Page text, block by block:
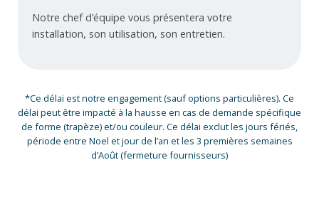
Notre chef d’équipe vous présentera votre
installation, son utilisation, son entretien.
*Ce délai est notre engagement (sauf options particulières). Ce
délai peut être impacté à la hausse en cas de demande spécifique
de forme (trapèze) et/ou couleur. Ce délai exclut les jours fériés,
période entre Noel et jour de l’an et les 3 premières semaines
d’Août (fermeture fournisseurs)